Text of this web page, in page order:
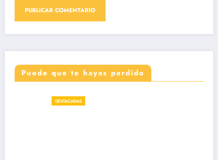
Puede que te hayas perdido
DESTACADAS